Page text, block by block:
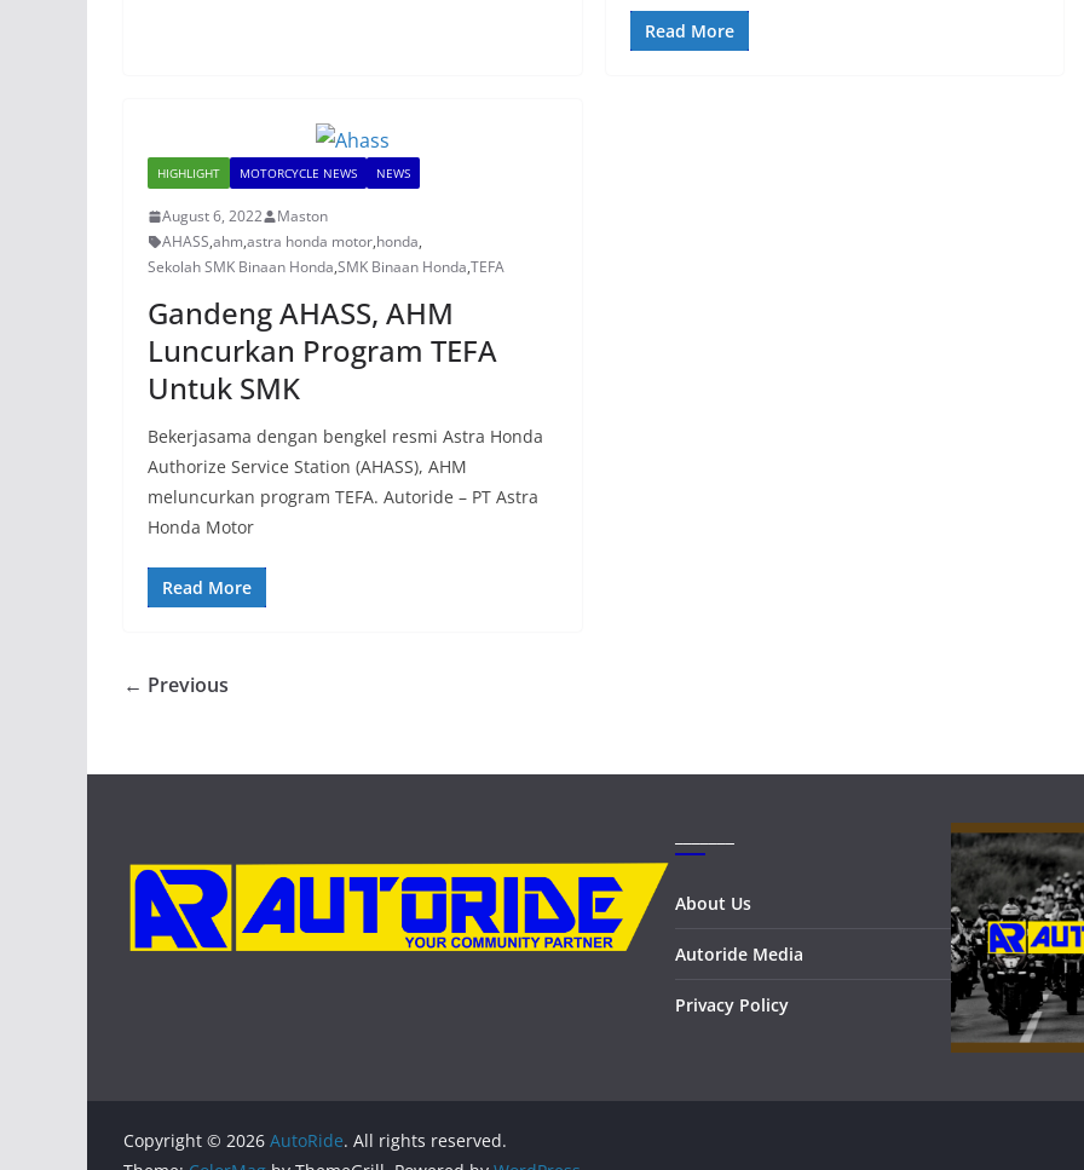
Read More
HIGHLIGHT MOTORCYCLE NEWS NEWS
August 6, 2022
Maston
AHASS,ahm,astra honda motor,honda,
Sekolah SMK Binaan Honda,SMK Binaan Honda,TEFA
Gandeng AHASS, AHM
Luncurkan Program TEFA
Untuk SMK
Bekerjasama dengan bengkel resmi Astra Honda
Authorize Service Station (AHASS), AHM
meluncurkan program TEFA. Autoride – PT Astra
Honda Motor
Read More
← Previous
About Us
Autoride Media
Privacy Policy
Copyright © 2026 AutoRide. All rights reserved.